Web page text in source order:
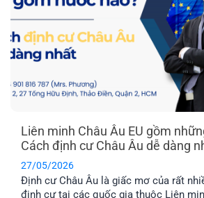
Liên minh Châu Âu EU gồm
Cách định cư Châu Âu dễ dàng
27/05/2026
Định cư Châu Âu là giấc mơ của rất
định cư tại các quốc gia thuộc Liên